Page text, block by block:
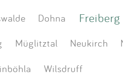
Dohna Freiberg
Müglitztal Neukirch
Wilsdruff